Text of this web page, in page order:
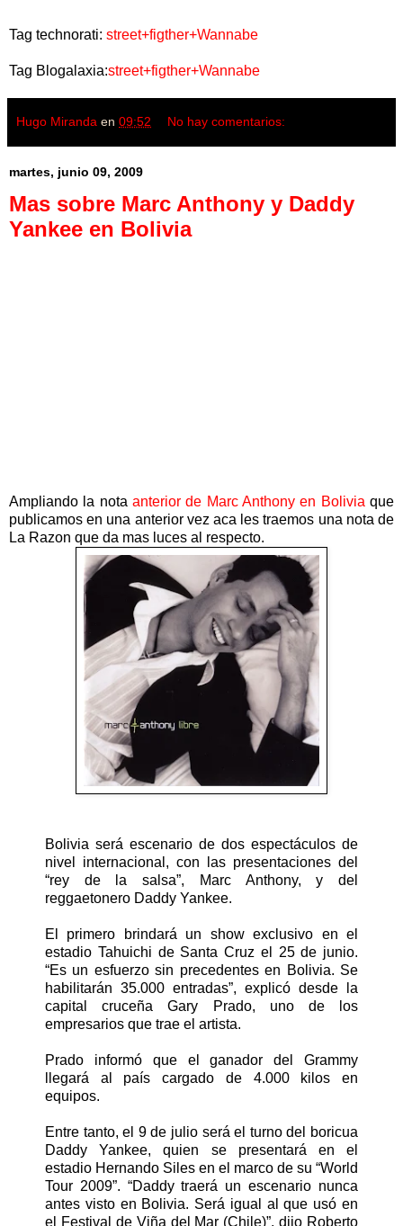
Tag technorati: street+figther+Wannabe
Tag Blogalaxia:street+figther+Wannabe
Hugo Miranda en 09:52 No hay comentarios:
martes, junio 09, 2009
Mas sobre Marc Anthony y Daddy
Yankee en Bolivia
Ampliando la nota anterior de Marc Anthony en Bolivia que
publicamos en una anterior vez aca les traemos una nota de
La Razon que da mas luces al respecto.
Bolivia será escenario de dos espectáculos de
nivel internacional, con las presentaciones del
“rey de la salsa”, Marc Anthony, y del
reggaetonero Daddy Yankee.
El primero brindará un show exclusivo en el
estadio Tahuichi de Santa Cruz el 25 de junio.
“Es un esfuerzo sin precedentes en Bolivia. Se
habilitarán 35.000 entradas”, explicó desde la
capital cruceña Gary Prado, uno de los
empresarios que trae el artista.
Prado informó que el ganador del Grammy
llegará al país cargado de 4.000 kilos en
equipos.
Entre tanto, el 9 de julio será el turno del boricua
Daddy Yankee, quien se presentará en el
estadio Hernando Siles en el marco de su “World
Tour 2009”. “Daddy traerá un escenario nunca
antes visto en Bolivia. Será igual al que usó en
el Festival de Viña del Mar (Chile)”, dijo Roberto